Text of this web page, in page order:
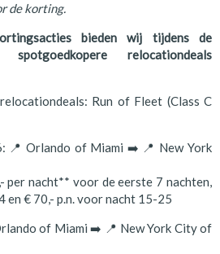
de korting.
bieden wij tijdens de
spotgoedkopere relocationdeals
Run of Fleet (Class C
📍 Orlando of Miami ➡️ 📍 New York
per nacht** voor de eerste 7 nachten,
en € 70,- p.n. voor nacht 15-25
of Miami ➡️ 📍 New York City of